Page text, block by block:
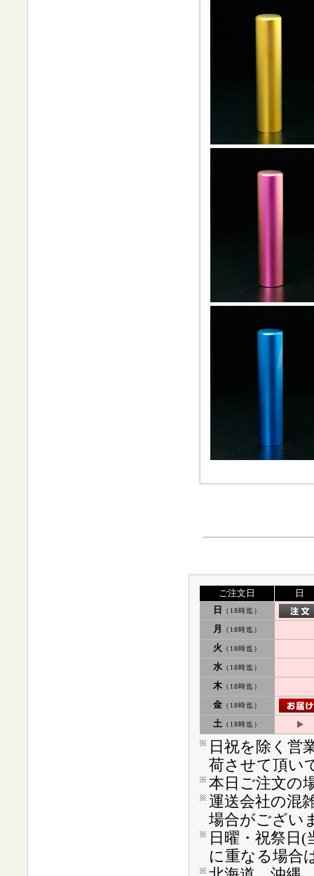
ご注文日
日
日
（18時迄）
月 （18時迄）
火 （18時迄）
水 （18時迄）
木 （18時迄）
金 （18時迄）
土 （18時迄）
日祝を除く営
荷させて頂い
本日ご注文の
運送会社の混
場合がござい
日曜・祝祭日
に重なる場合